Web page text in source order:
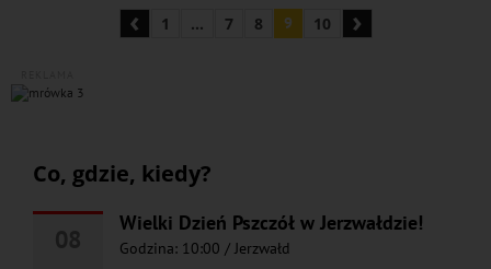
‹ 1 ... 7 8 9 10 ›
Co, gdzie, kiedy?
Wielki Dzień Pszczół w Jerzwałdzie!
Godzina: 10:00 / Jerzwałd